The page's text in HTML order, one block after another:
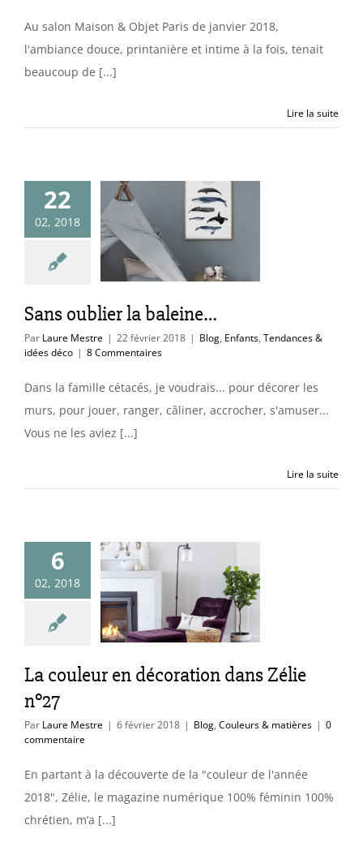
Au salon Maison & Objet Paris de janvier 2018,
l'ambiance douce, printanière et intime à la fois, tenait
beaucoup de [...]
Lire la suite
22
02, 2018
oublier la
Tendances &
Sans oublier la baleine…
Par Laure Mestre | 22 février 2018 | Blog, Enfants, Tendances &
idées déco | 8 Commentaires
Dans la famille cétacés, je voudrais... pour décorer les
murs, pour jouer, ranger, câliner, accrocher, s'amuser...
Vous ne les aviez [...]
Lire la suite
6
02, 2018
en
dans
n°27
La couleur en décoration dans Zélie
n°27
Par Laure Mestre | 6 février 2018 | Blog, Couleurs & matières | 0
commentaire
En partant à la découverte de la "couleur de l'année
2018", Zélie, le magazine numérique 100% féminin 100%
chrétien, m’a [...]